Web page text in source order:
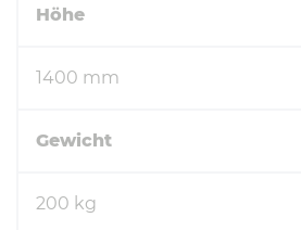
Höhe
1400 mm
Gewicht
200 kg